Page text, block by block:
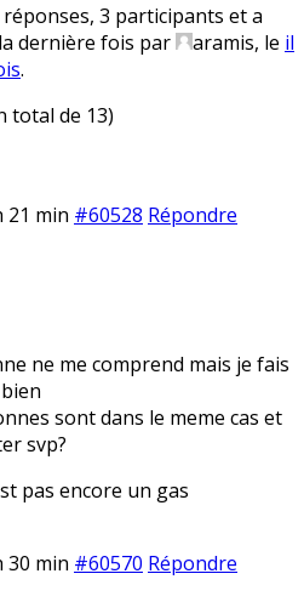
3 participants et a
dernière fois par
aramis, le il
.
total de 13)
21 min #60528 Répondre
ne me comprend mais je fais
sont dans le meme cas et
svp?
pas encore un gas
30 min #60570 Répondre